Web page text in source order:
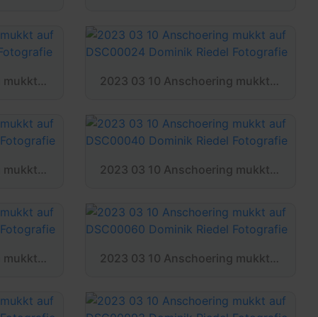
2023 03 10 Anschoering mukkt auf DSC00017 Dominik Riedel Fotografie 2023 03 10 Anschoering mukkt auf DSC00024 Dominik Riedel Fotografie
2023 03 10 Anschoering mukkt auf DSC00034 Dominik Riedel Fotografie 2023 03 10 Anschoering mukkt auf DSC00040 Dominik Riedel Fotografie
2023 03 10 Anschoering mukkt auf DSC00055 Dominik Riedel Fotografie 2023 03 10 Anschoering mukkt auf DSC00060 Dominik Riedel Fotografie